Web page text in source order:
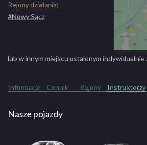
Rejony działania:
#Nowy Sącz
lub w innym miejscu ustalonym
Informacje Cennik Rejony Instruktorzy
Nasze pojazdy